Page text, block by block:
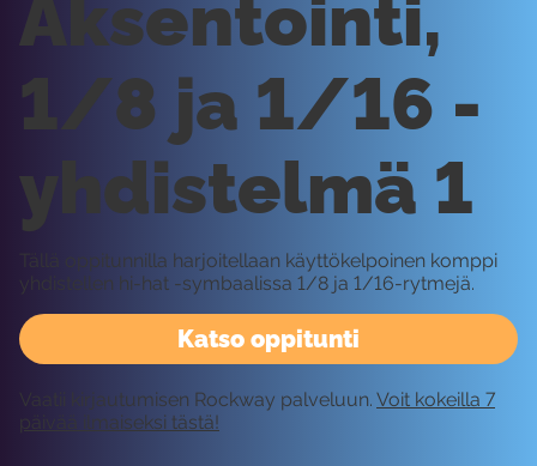
Katso oppitunti
Aksentointi,
1/8 ja 1/16 -
yhdistelmä 1
Tällä oppitunnilla harjoitellaan käyttökelpoinen komppi
yhdistellen hi-hat -symbaalissa 1/8 ja 1/16-rytmejä.
Vaatii kirjautumisen Rockway palveluun. Voit kokeilla 7
päivää ilmaiseksi tästä!